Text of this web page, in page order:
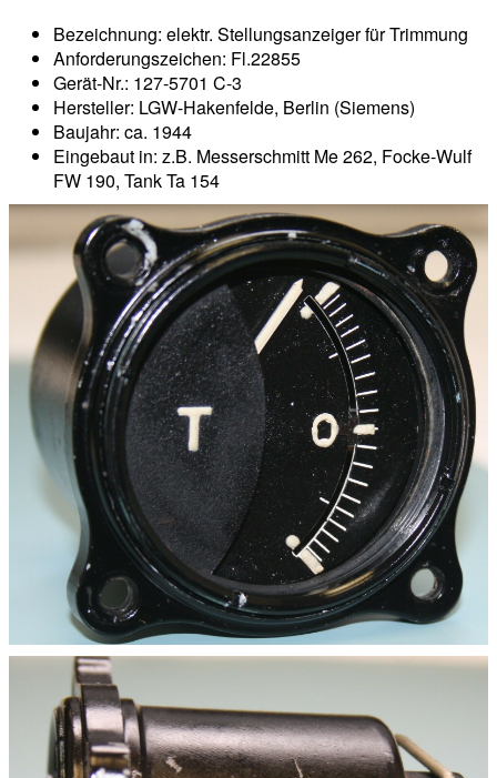
Bezeichnung: elektr. Stellungsanzeiger für Trimmung
Anforderungszeichen: Fl.22855
Gerät-Nr.: 127-5701 C-3
Hersteller: LGW-Hakenfelde, Berlin (Siemens)
Baujahr: ca. 1944
Eingebaut in: z.B. Messerschmitt Me 262, Focke-Wulf
FW 190, Tank Ta 154